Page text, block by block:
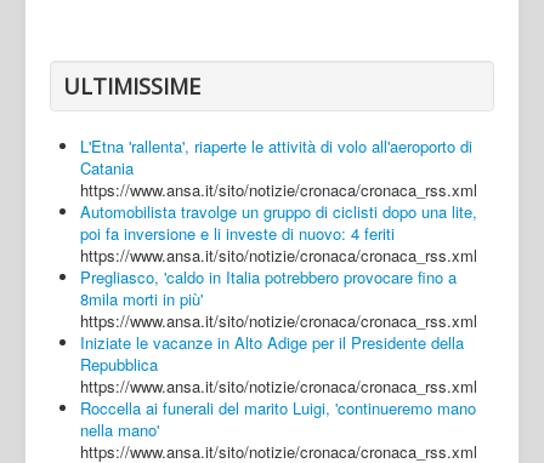
Caserta
Napoli
Salerno
Login
ULTIMISSIME
L'Etna 'rallenta', riaperte le attività di volo all'aeroporto di
Catania
https://www.ansa.it/sito/notizie/cronaca/cronaca_rss.xml
Automobilista travolge un gruppo di ciclisti dopo una lite,
poi fa inversione e li investe di nuovo: 4 feriti
https://www.ansa.it/sito/notizie/cronaca/cronaca_rss.xml
Pregliasco, 'caldo in Italia potrebbero provocare fino a
8mila morti in più'
https://www.ansa.it/sito/notizie/cronaca/cronaca_rss.xml
Iniziate le vacanze in Alto Adige per il Presidente della
Repubblica
https://www.ansa.it/sito/notizie/cronaca/cronaca_rss.xml
Roccella ai funerali del marito Luigi, 'continueremo mano
nella mano'
https://www.ansa.it/sito/notizie/cronaca/cronaca_rss.xml